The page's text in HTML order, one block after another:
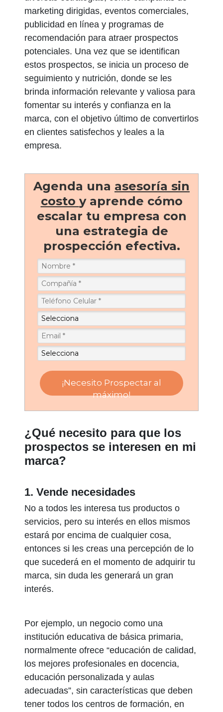
marketing dirigidas, eventos comerciales,
publicidad en línea y programas de
recomendación para atraer prospectos
potenciales. Una vez que se identifican
estos prospectos, se inicia un proceso de
seguimiento y nutrición, donde se les
brinda información relevante y valiosa para
fomentar su interés y confianza en la
marca, con el objetivo último de convertirlos
en clientes satisfechos y leales a la
empresa.
Agenda una asesoría sin
costo y aprende cómo
escalar tu empresa con
una estrategia de
prospección efectiva.
¡Necesito Prospectar al
máximo!
¿Qué necesito para que los
prospectos se interesen en mi
marca?
1. Vende necesidades
No a todos les interesa tus productos o
servicios, pero su interés en ellos mismos
estará por encima de cualquier cosa,
entonces si les creas una percepción de lo
que sucederá en el momento de adquirir tu
marca, sin duda les generará un gran
interés.
Por ejemplo, un negocio como una
institución educativa de básica primaria,
normalmente ofrece “educación de calidad,
los mejores profesionales en docencia,
educación personalizada y aulas
adecuadas”, sin características que deben
tener todos los centros de formación, en